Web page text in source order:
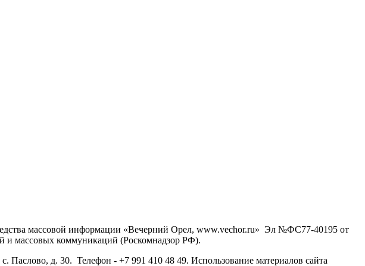
массовой информации «Вечерний Орел, www.vechor.ru» Эл №ФС77-40195 от
и массовых коммуникаций (Роскомнадзор РФ).
Паслово, д. 30. Телефон - +7 991 410 48 49. Использование материалов сайта